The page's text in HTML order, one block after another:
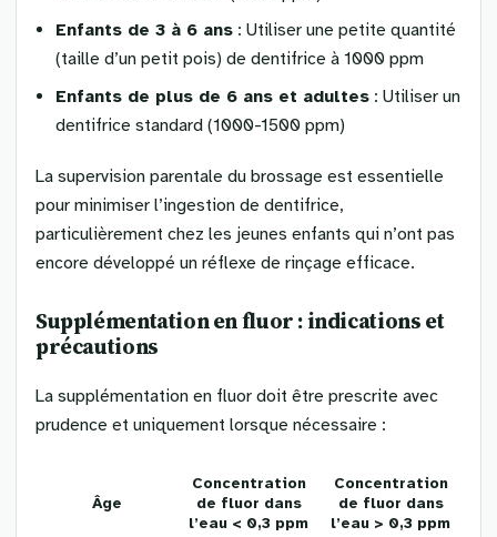
Enfants de 3 à 6 ans : Utiliser une petite quantité
(taille d’un petit pois) de dentifrice à 1000 ppm
Enfants de plus de 6 ans et adultes : Utiliser un
dentifrice standard (1000-1500 ppm)
La supervision parentale du brossage est essentielle
pour minimiser l’ingestion de dentifrice,
particulièrement chez les jeunes enfants qui n’ont pas
encore développé un réflexe de rinçage efficace.
Supplémentation en fluor : indications et
précautions
La supplémentation en fluor doit être prescrite avec
prudence et uniquement lorsque nécessaire :
Âge
Concentration
de fluor dans
l’eau < 0,3 ppm
Concentration
de fluor dans
l’eau > 0,3 ppm